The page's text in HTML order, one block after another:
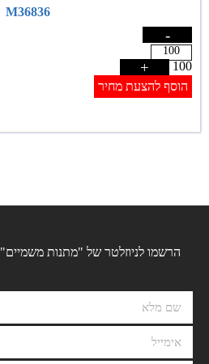
M36836
-
100
+
הוסף להצעת מחיר
הרשמו לניוזלטר של "מתנות משמיים"